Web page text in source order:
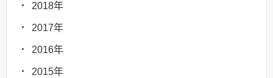
2018年
2017年
2016年
2015年